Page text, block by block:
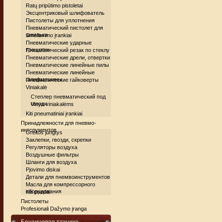
Ratų pripūtimo pistoletai
Эксцентриковый шлифователь
Пистолеты для уплотнения
Пневматический пистолет для
шпильки
Smėliavimo įrankiai
Пневматические ударные
трещотки
Пневматический резак по стеклу
Пневматические дрели, отвертки
Пневматические линейные пилы
Пневматические линейные
шлифмашины
Пневматические гайковерты
Viniakalė
Степлер пневматический под
гвозди
Vinys viniakalėms
Kiti pneumatiniai įrankiai
Принадлежности для пневмо-
интсрументов
Greitos jungtys
Заклепки, гвозди, скрепки
Регуляторы воздуха
Воздушные фильтры
Шланги для воздуха
Pjovimo diskai
Детали для пнемвоинструментов
Масла для компрессорного
оборудования
Kiti priedai
Пистолеты
Profesionali Dažymo įranga